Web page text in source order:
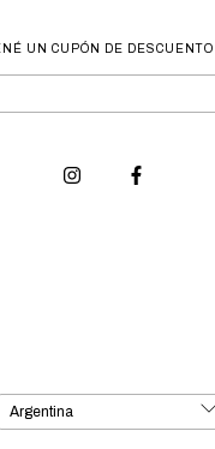
UN CUPÓN DE DESCUENTO